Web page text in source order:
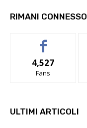
RIMANI CONNESSO
4,527
Fans
ULTIMI ARTICOLI